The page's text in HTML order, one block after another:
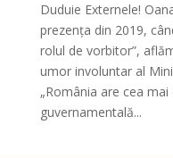
Duduie Externele!
prezența din 2019,
rolul de vorbitor”,
umor involuntar al
„România are cea
guvernamentală...